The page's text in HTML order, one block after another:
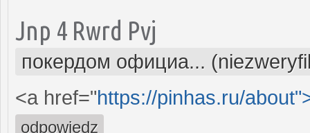
Jnp 4 Rwrd Pvj
покердом официа...
<a href="https://pinhas.ru/
odpowiedz